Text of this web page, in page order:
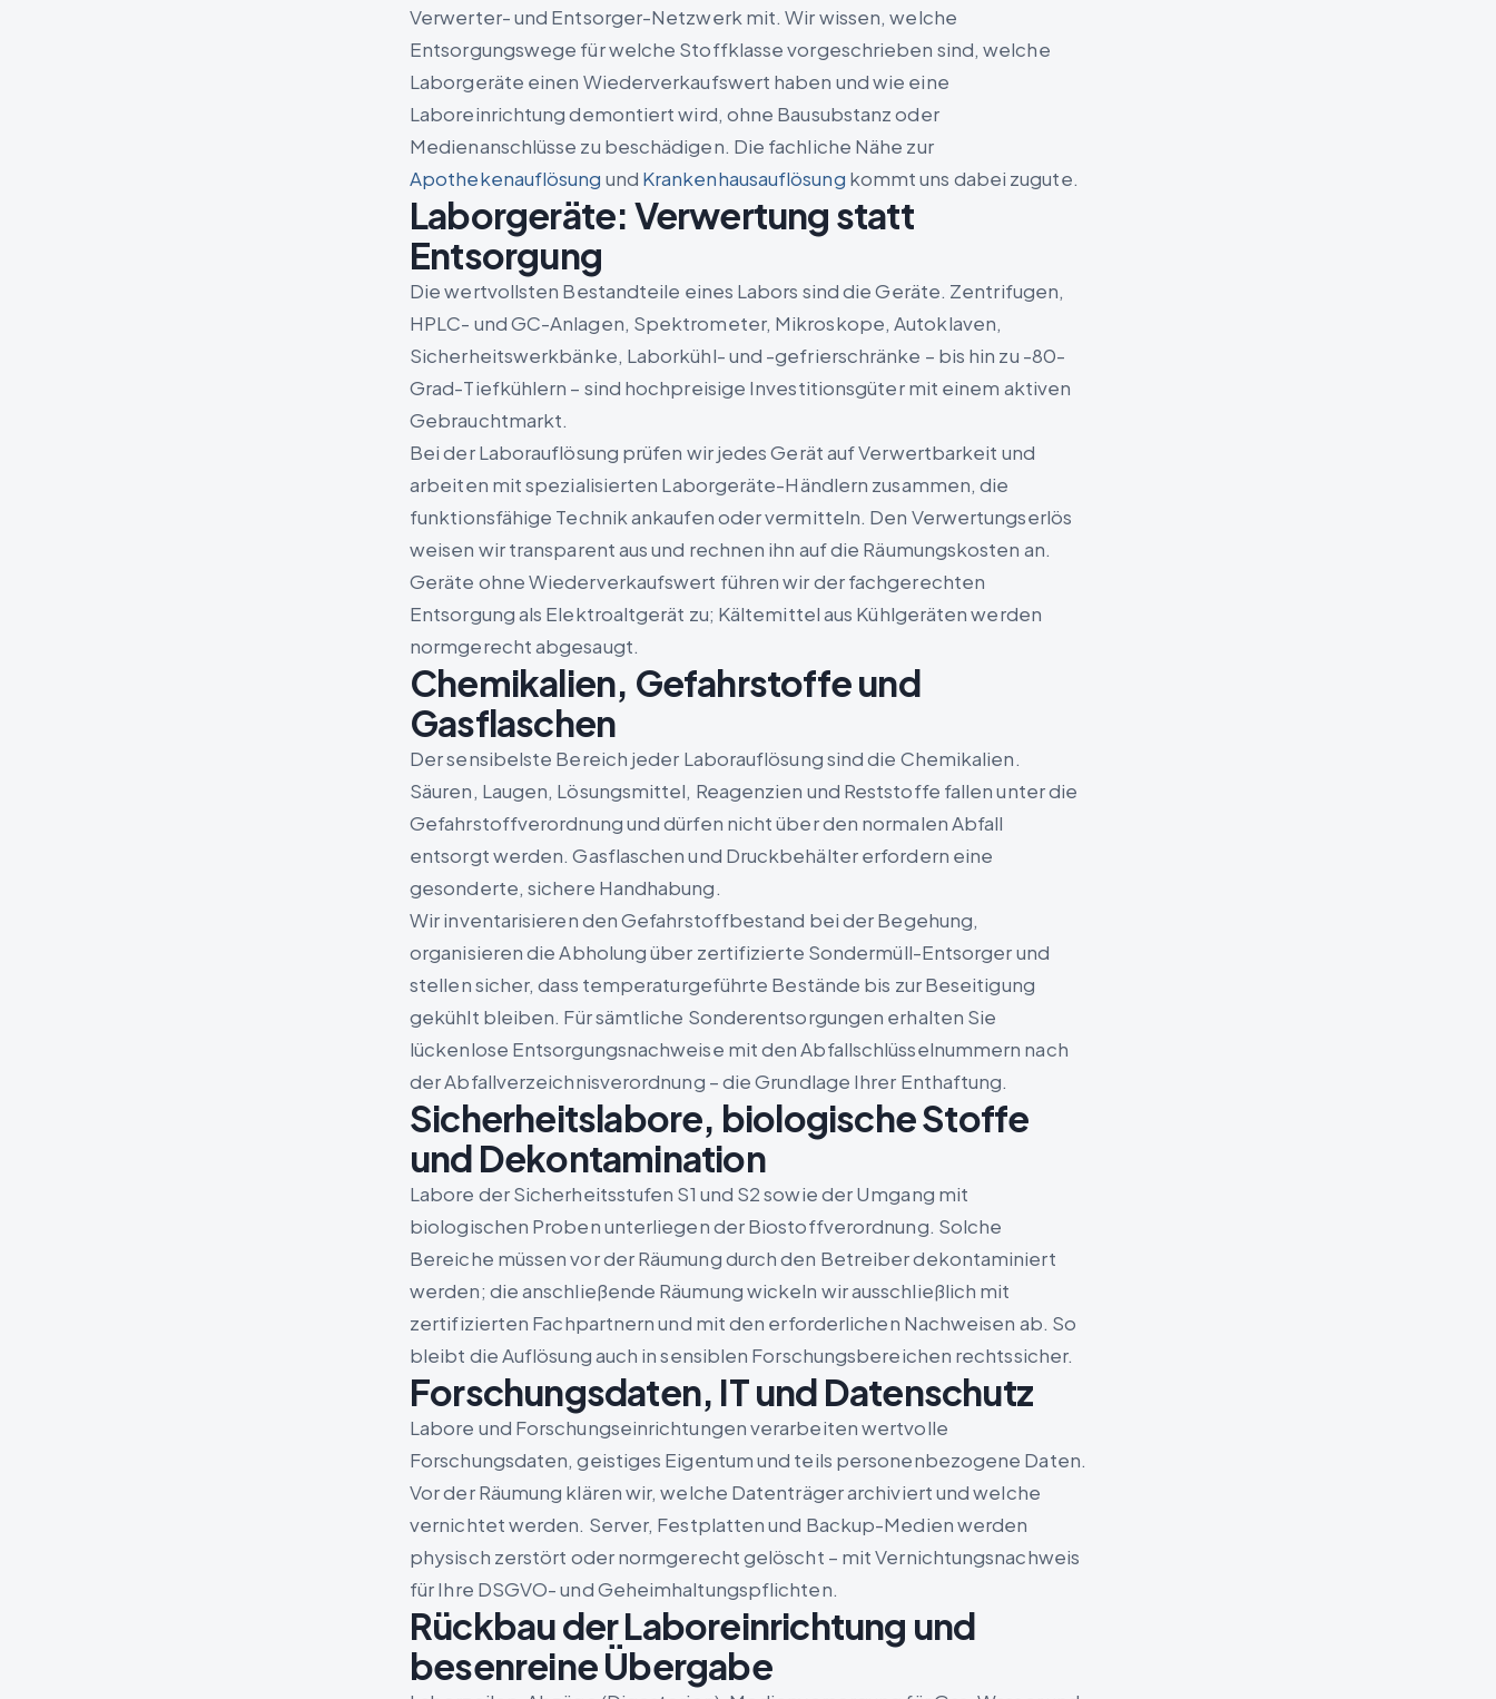
Verwerter- und Entsorger-Netzwerk mit. Wir wissen, welche
Entsorgungswege für welche Stoffklasse vorgeschrieben sind, welche
Laborgeräte einen Wiederverkaufswert haben und wie eine
Laboreinrichtung demontiert wird, ohne Bausubstanz oder
Medienanschlüsse zu beschädigen. Die fachliche Nähe zur
Apothekenauflösung und Krankenhausauflösung kommt uns dabei zugute.
Laborgeräte: Verwertung statt
Entsorgung
Die wertvollsten Bestandteile eines Labors sind die Geräte. Zentrifugen,
HPLC- und GC-Anlagen, Spektrometer, Mikroskope, Autoklaven,
Sicherheitswerkbänke, Laborkühl- und -gefrierschränke – bis hin zu -80-
Grad-Tiefkühlern – sind hochpreisige Investitionsgüter mit einem aktiven
Gebrauchtmarkt.
Bei der Laborauflösung prüfen wir jedes Gerät auf Verwertbarkeit und
arbeiten mit spezialisierten Laborgeräte-Händlern zusammen, die
funktionsfähige Technik ankaufen oder vermitteln. Den Verwertungserlös
weisen wir transparent aus und rechnen ihn auf die Räumungskosten an.
Geräte ohne Wiederverkaufswert führen wir der fachgerechten
Entsorgung als Elektroaltgerät zu; Kältemittel aus Kühlgeräten werden
normgerecht abgesaugt.
Chemikalien, Gefahrstoffe und
Gasflaschen
Der sensibelste Bereich jeder Laborauflösung sind die Chemikalien.
Säuren, Laugen, Lösungsmittel, Reagenzien und Reststoffe fallen unter die
Gefahrstoffverordnung und dürfen nicht über den normalen Abfall
entsorgt werden. Gasflaschen und Druckbehälter erfordern eine
gesonderte, sichere Handhabung.
Wir inventarisieren den Gefahrstoffbestand bei der Begehung,
organisieren die Abholung über zertifizierte Sondermüll-Entsorger und
stellen sicher, dass temperaturgeführte Bestände bis zur Beseitigung
gekühlt bleiben. Für sämtliche Sonderentsorgungen erhalten Sie
lückenlose Entsorgungsnachweise mit den Abfallschlüsselnummern nach
der Abfallverzeichnisverordnung – die Grundlage Ihrer Enthaftung.
Sicherheitslabore, biologische Stoffe
und Dekontamination
Labore der Sicherheitsstufen S1 und S2 sowie der Umgang mit
biologischen Proben unterliegen der Biostoffverordnung. Solche
Bereiche müssen vor der Räumung durch den Betreiber dekontaminiert
werden; die anschließende Räumung wickeln wir ausschließlich mit
zertifizierten Fachpartnern und mit den erforderlichen Nachweisen ab. So
bleibt die Auflösung auch in sensiblen Forschungsbereichen rechtssicher.
Forschungsdaten, IT und Datenschutz
Labore und Forschungseinrichtungen verarbeiten wertvolle
Forschungsdaten, geistiges Eigentum und teils personenbezogene Daten.
Vor der Räumung klären wir, welche Datenträger archiviert und welche
vernichtet werden. Server, Festplatten und Backup-Medien werden
physisch zerstört oder normgerecht gelöscht – mit Vernichtungsnachweis
für Ihre DSGVO- und Geheimhaltungspflichten.
Rückbau der Laboreinrichtung und
besenreine Übergabe